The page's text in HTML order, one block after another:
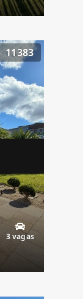
11383
3 vagas